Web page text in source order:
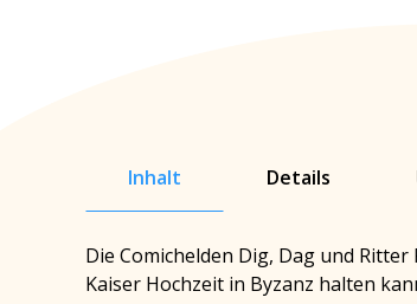
Inhalt Details
Die Comichelden Dig, Dag und
Kaiser Hochzeit in Byzanz halten